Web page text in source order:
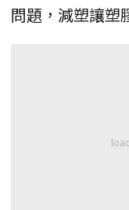
問題，減塑讓塑